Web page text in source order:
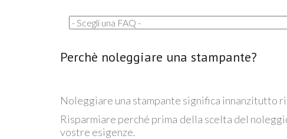
Perchè noleggiare una stampante?
Noleggiare una stampante significa innanzitutto
Risparmiare perché prima della scelta del
vostre esigenze.